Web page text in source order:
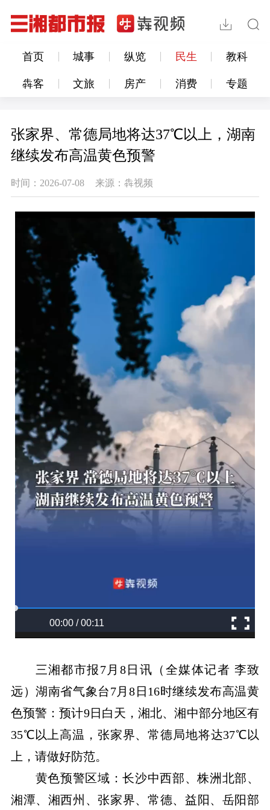
首页 城事 纵览 民生 教科
犇客 文旅 房产 消费 专题
张家界、常德局地将达37℃以上，湖南
继续发布高温黄色预警
时间：2026-07-08 来源：犇视频
00:00 / 00:11
三湘都市报 7月8日讯（全媒体记者 李致
远）湖南省气象台7月8日16时继续发布高温黄
色预警：预计9日白天，湘北、湘中部分地区有
35℃以上高温，张家界、常德局地将达37℃以
上，请做好防范。
黄色预警区域：长沙中西部、株洲北部、
湘潭、湘西州、张家界、常德、益阳、岳阳部